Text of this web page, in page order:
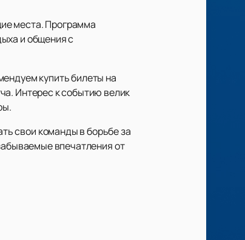
места. Программа
и общения с
купить билеты на
Интерес к событию велик
свои команды в борьбе за
впечатления от